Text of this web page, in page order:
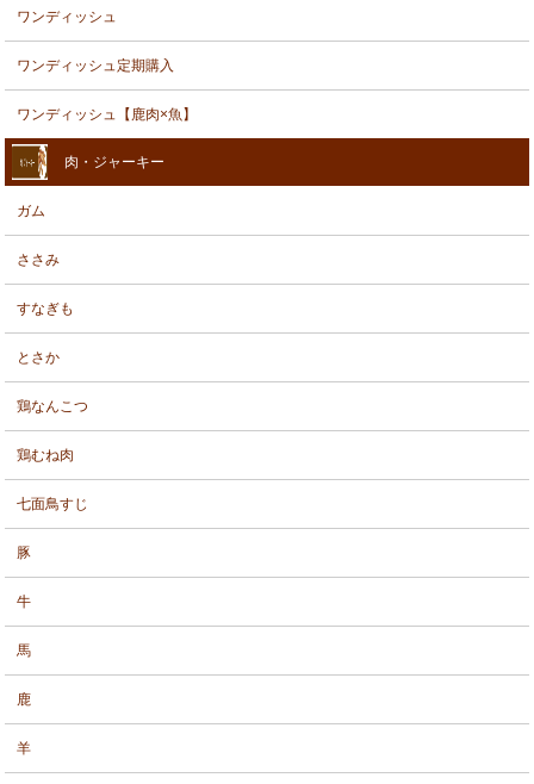
ワンディッシュ
ワンディッシュ定期購入
ワンディッシュ【鹿肉×魚】
肉・ジャーキー
ガム
ささみ
すなぎも
とさか
鶏なんこつ
鶏むね肉
七面鳥すじ
豚
牛
馬
鹿
羊